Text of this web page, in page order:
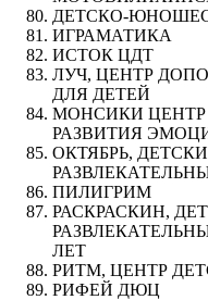
ДЕТСКО-
ИГРАМАТИКА
ИСТОК ЦДТ
ЛУЧ, ЦЕНТР
ДЛЯ ДЕТЕЙ
МОНСИКИ
РАЗВИТИЯ
ОКТЯБРЬ,
ПИЛИГРИМ
РАСКРАСКИН,
ЛЕТ
РИТМ, ЦЕНТР
РИФЕЙ ДЮЦ